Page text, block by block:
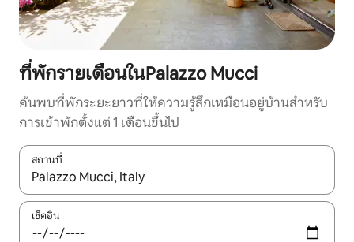
ที่พักรายเดือนในPalazzo Mucci
ค้นพบที่พักระยะยาวที่ให้ความรู้สึกเหมือนอยู่บ้านสำหรับ
การเข้าพักตั้งแต่ 1 เดือนขึ้นไป
สถานที่
ใช้ลูกศรขึ้นลง หรือใช้การสัมผัสหรือปัด เพื่อสำรวจผลการค้นหา
เช็คอิน